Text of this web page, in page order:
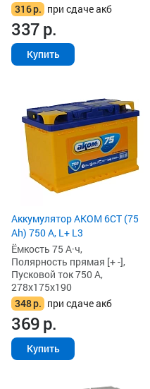
316р. при сдаче акб
337р.
Купить
Аккумулятор AKOM 6СТ (75
Ah) 750 А, L+ L3
Ёмкость 75 А·ч,
Полярность прямая [+ -],
Пусковой ток 750 А,
278x175x190
348р. при сдаче акб
369р.
Купить